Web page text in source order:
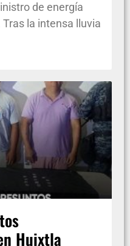
de energía
la intensa lluvia
Huixtla